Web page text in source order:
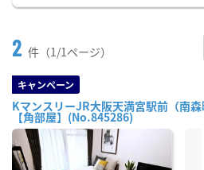
2 件（1/1ページ）
キャンペーン
KマンスリーJR大阪天満宮駅前（南
【角部屋】(No.845286)